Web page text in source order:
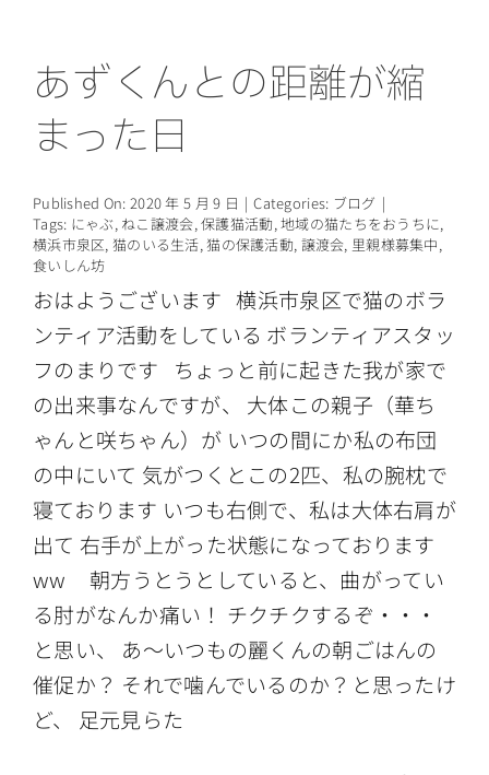
ご支援
情報公開
あずくんとの距離が縮
まった日
Published On: 2020 年 5 月 9 日 | Categories: ブログ |
Tags: にゃぶ, ねこ譲渡会,保護猫活動,地域の猫たちをおうちに,
横浜市泉区, 猫のいる生活,猫の保護活動, 譲渡会, 里親様募集中,
食いしん坊
おはようございます 横浜市泉区で猫のボラ
ンティア活動をしている ボランティアスタッ
フのまりです ちょっと前に起きた我が家で
の出来事なんですが、 大体この親子（華ち
ゃんと咲ちゃん）が いつの間にか私の布団
の中にいて 気がつくとこの2匹、私の腕枕で
寝ております いつも右側で、私は大体右肩が
出て 右手が上がった状態になっております
ww 朝方うとうとしていると、曲がってい
る肘がなんか痛い！ チクチクするぞ・・・
と思い、 あ〜いつもの麗くんの朝ごはんの
催促か？ それで噛んでいるのか？と思ったけ
ど、 足元見らた